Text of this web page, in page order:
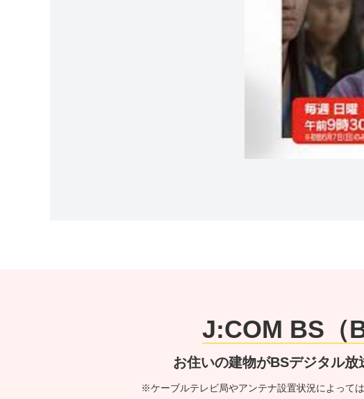
J:COM BS（
お住いの建物がBSデジタル放
※ケーブルテレビ局やアンテナ設置状況によって